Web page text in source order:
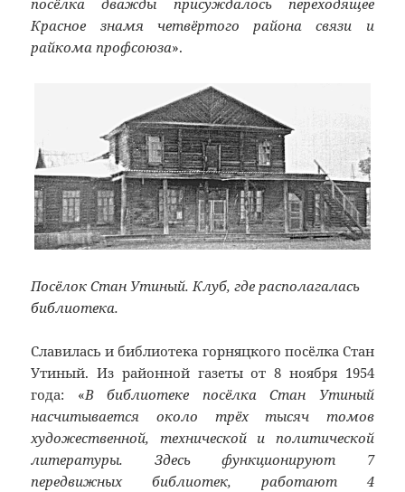
Красное знамя четвёртого района связи и
райкома профсоюза».
Посёлок Стан Утиный. Клуб, где располагалась
библиотека.
Славилась и библиотека горняцкого посёлка Стан
Утиный. Из районной газеты от 8 ноября 1954
года: «В библиотеке посёлка Стан Утиный
насчитывается около трёх тысяч томов
художественной, технической и политической
литературы. Здесь функционируют 7
передвижных библиотек, работают 4